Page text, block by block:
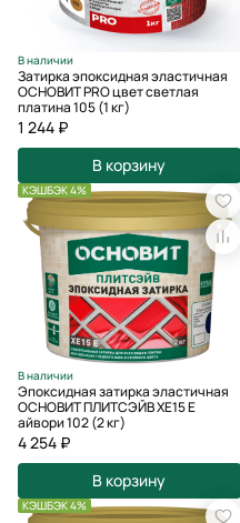
В наличии
Затирка эпоксидная эластичная
ОСНОВИТ PRO цвет светлая
платина 105 (1 кг)
1 244 ₽
В корзину
КЭШБЭК 4%
В наличии
Эпоксидная затирка эластичная
ОСНОВИТ ПЛИТСЭЙВ XE15 Е
айвори 102 (2 кг)
4 254 ₽
В корзину
КЭШБЭК 4%